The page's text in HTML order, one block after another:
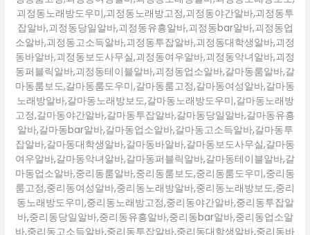
괴정동노래방도우미,괴정동노래방고정,괴정동야간알바,괴정동투
잡알바,괴정동당일알바,괴정동유흥알바,괴정동bar알바,괴정동업
소알바,괴정동고소득알바,괴정동투잡알바,괴정동대학생알바,괴정
동바알바,괴정동보도사무실,괴정동여우알바,괴정동악녀알바,괴정
동퍼블릭알바,괴정동테이블알바,괴정동업소알바,갈마동룸알바,갈
마동룸보도,갈마동룸도우미,갈마동룸고정,갈마동여성알바,갈마동
노래방알바,갈마동노래방보도,갈마동노래방도우미,갈마동노래방
고정,갈마동야간알바,갈마동투잡알바,갈마동당일알바,갈마동유흥
알바,갈마동bar알바,갈마동업소알바,갈마동고소득알바,갈마동투
잡알바,갈마동대학생알바,갈마동바알바,갈마동보도사무실,갈마동
여우알바,갈마동악녀알바,갈마동퍼블릭알바,갈마동테이블알바,갈
마동업소알바,중리동룸알바,중리동룸보도,중리동룸도우미,중리동
룸고정,중리동여성알바,중리동노래방알바,중리동노래방보도,중리
동노래방도우미,중리동노래방고정,중리동야간알바,중리동투잡알
바,중리동당일알바,중리동유흥알바,중리동bar알바,중리동업소알
바,중리동고소득알바,중리동투잡알바,중리동대학생알바,중리동바